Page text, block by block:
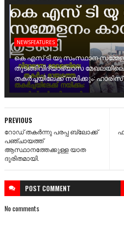
NEWSFEATURES
കെ എസ് ടി യു സംസ്ഥാന
തുടങ്ങിവിദ്യാഭ്യാസ
തകർച്ചയിലേക്ക് നയിക്കും:
PREVIOUS
റോഡ് തകർന്നു പരപ്പ ബ്ലോക്ക്
പഞ്ചായത്ത്
ആസ്ഥാനത്തേക്കുള്ള യാത
ദുരിതമായി.
POST COMMENT
No comments